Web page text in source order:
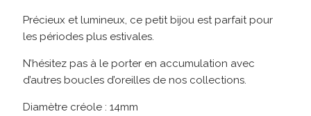
Précieux et lumineux, ce petit bijou est parfait pour
les périodes plus estivales.
N’hésitez pas à le porter en accumulation avec
d’autres boucles d’oreilles de nos collections.
Diamètre créole : 14mm